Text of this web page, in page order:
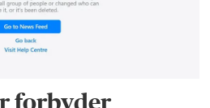
forbyder